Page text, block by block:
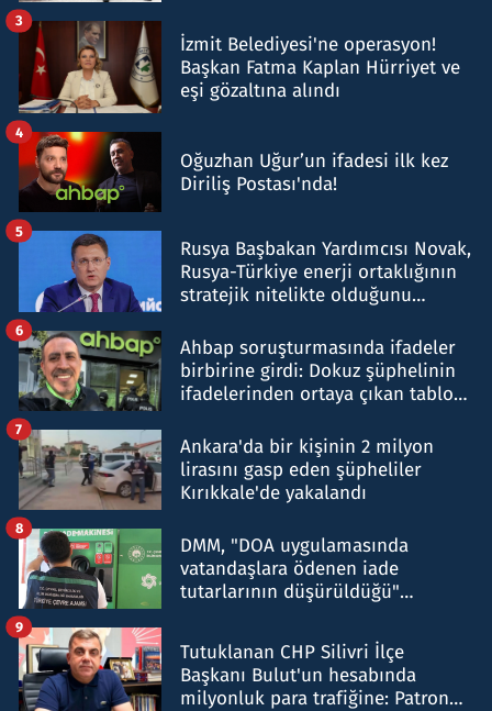
İzmit Belediyesi'ne operasyon!
Başkan Fatma Kaplan Hürriyet ve
eşi gözaltına alındı
3
Oğuzhan Uğur’un ifadesi ilk kez
Diriliş Postası'nda!
4
Rusya Başbakan Yardımcısı Novak,
Rusya-Türkiye enerji ortaklığının
stratejik nitelikte olduğunu
5
Ahbap soruşturmasında ifadeler
birbirine girdi: Dokuz şüphelinin
ifadelerinden ortaya çıkan tablo
6
Ankara'da bir kişinin 2 milyon
lirasını gasp eden şüpheliler
Kırıkkale'de yakalandı
7
DMM, "DOA uygulamasında
vatandaşlara ödenen iade
tutarlarının düşürüldüğü"
8
Tutuklanan CHP Silivri İlçe
Başkanı Bulut'un hesabında
milyonluk para trafiğine: Patron
9